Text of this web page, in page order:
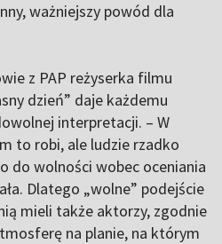
ważniejszy powód dla
z PAP reżyserka filmu
dzień” daje każdemu
interpretacji. – W
to robi, ale ludzie rzadko
do wolności wobec oceniania
Dlatego „wolne” podejście
mieli także aktorzy, zgodnie
na planie, na którym